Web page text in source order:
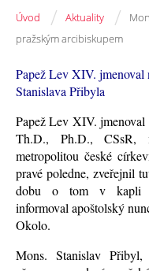
Úvod / Aktuality /
pražským arcibiskupem
Papež Lev XIV. jmenoval
Stanislava Přibyla
Papež Lev XIV.
Th.D., Ph.D., CSsR,
metropolitou české
pravé poledne, zveřejnil
dobu o tom v kapli
informoval apoštolský
Okolo.
Mons. Stanislav